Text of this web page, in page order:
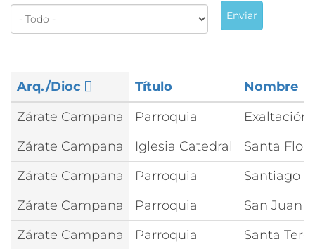
Enviar
Arq./Dioc Título
Nombre
Zárate Campana
Parroquia
Exaltación
Zárate Campana
Iglesia Catedral
Santa
Zárate Campana
Parroquia
Santiago
Zárate Campana
Parroquia
San Juan
Zárate Campana
Parroquia
Santa